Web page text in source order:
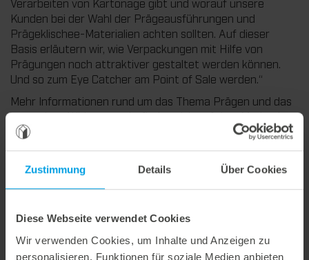
Zustimmung Details Über Cookies
Diese Webseite verwendet Cookies
Wir verwenden Cookies, um Inhalte und Anzeigen zu
personalisieren, Funktionen für soziale Medien anbieten
Verarbeiten von Kartonage gibt und worauf unsere
Kunden bei der Wahl der Prägeausführungen und
Prägeklischee-Materialien achten sollten. Auf dieser
Basis erläutern wir, wie Verpackungen mit Hilfe von
Prägungen noch attraktiver gestaltet werden können.
Und so zum Eye Catcher am Point of Sale werden.“
Mehr Informationen rund um das Thema Prägen und das
kostenlose Whitepaper befinden sich auf dem Marbach
Experience Hub:
https://experience.marbach.com/blog-
Weitere interessante Neuigkeiten